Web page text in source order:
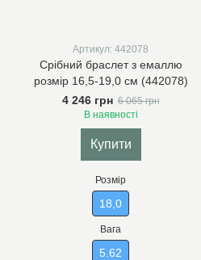
Артикул: 442078
Срібний браслет з емаллю
розмір 16,5-19,0 см (442078)
4 246 грн 6 065 грн
В наявності
Купити
Розмір
18,0
Вага
5.62